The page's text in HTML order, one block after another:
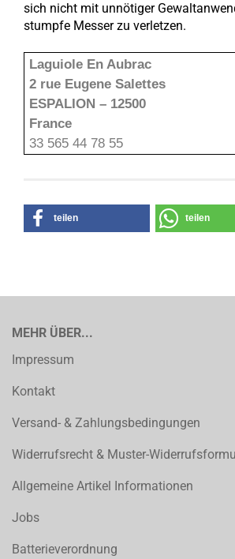
sich nicht mit unnötiger
stumpfe Messer zu verletzen.
Laguiole En Aubrac
2 rue Eugene Salettes
ESPALION – 12500
France
33 565 44 78 55
teilen teilen
MEHR ÜBER...
Impressum
Kontakt
Versand- & Zahlungsbedingungen
Widerrufsrecht & Muster-
Allgemeine Artikel Informationen
Jobs
Batterieverordnung